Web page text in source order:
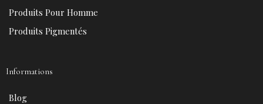
Produits Pour Homme
Produits Pigmentés
Informations
Blog